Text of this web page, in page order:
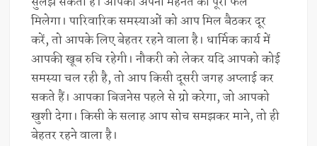
मिलेगा। पारिवारिक समस्याओं को आप मिल बैठकर दूर
करें, तो आपके लिए बेहतर रहने वाला है। धार्मिक कार्य में
आपकी खूब रुचि रहेगी। नौकरी को लेकर यदि आपको कोई
समस्या चल रही है, तो आप किसी दूसरी जगह अप्लाई कर
सकते हैं। आपका बिजनेस पहले से ग्रो करेगा, जो आपको
खुशी देगा। किसी के सलाह आप सोच समझकर माने, तो ही
बेहतर रहने वाला है।